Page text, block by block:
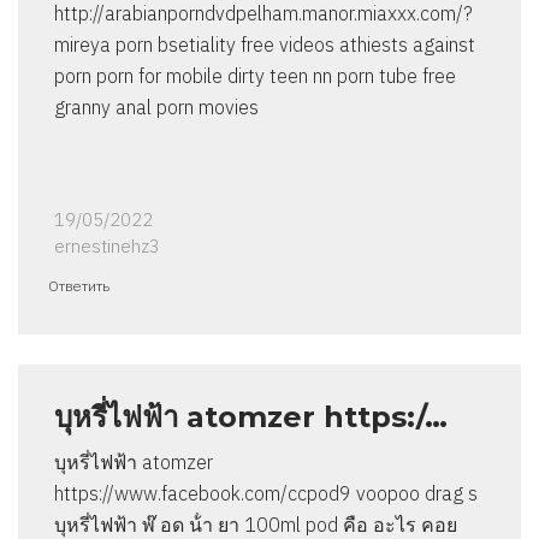
http://arabianporndvdpelham.manor.miaxxx.com/?
mireya porn bsetiality free videos athiests against
porn porn for mobile dirty teen nn porn tube free
granny anal porn movies
19/05/2022
ernestinehz3
Ответить
บุหรี่ไฟฟ้า atomzer https:/…
บุหรี่ไฟฟ้า atomzer
https://www.facebook.com/ccpod9 voopoo drag s
บุหรี่ไฟฟ้า พ๊ อด น้ํา ยา 100ml pod คือ อะไร คอย